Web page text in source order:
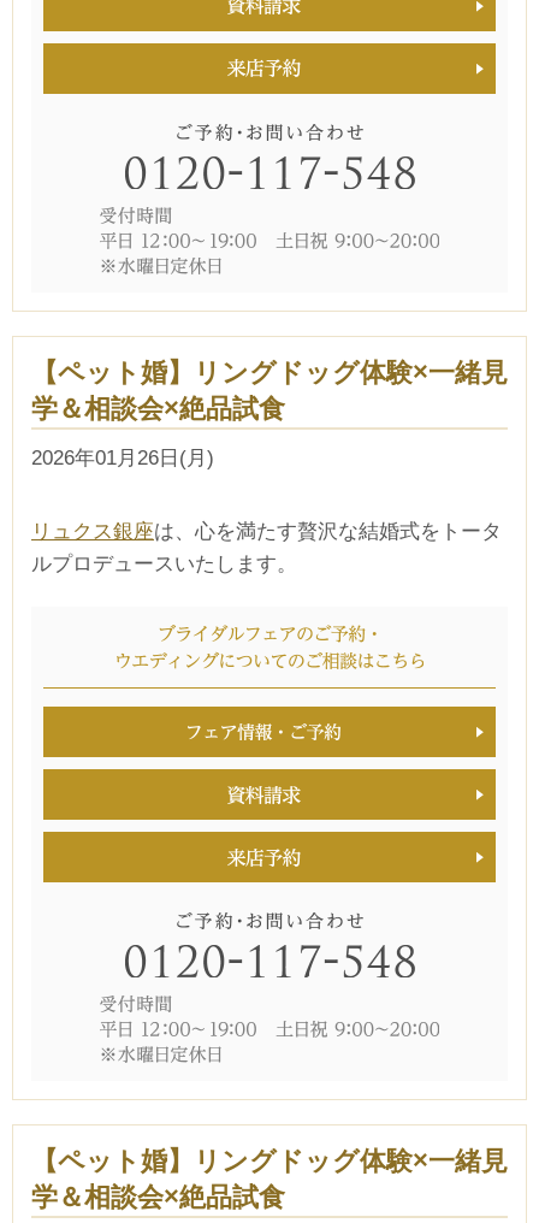
【ペット婚】リングドッグ体験×一緒見
学＆相談会×絶品試食
2026年01月26日(月)
リュクス銀座は、心を満たす贅沢な結婚式をトータ
ルプロデュースいたします。
【ペット婚】リングドッグ体験×一緒見
学＆相談会×絶品試食